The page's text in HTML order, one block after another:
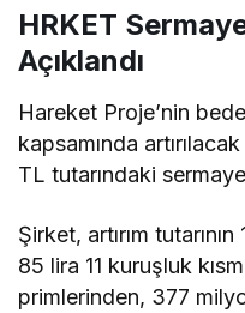
HRKET
Açıklandı
Hareket Proje’nin
kapsamında
TL tutarındaki
Şirket, artırım
85 lira 11 kuruşluk
primlerinden, 377